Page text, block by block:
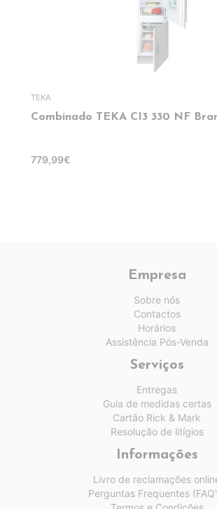
TEKA
Combinado TEKA CI3 330 NF
779,99€
Empresa
Sobre nós
Contactos
Horários
Assistência Pós-Venda
Serviços
Entregas
Guia de medidas certas
Cartão Rick & Mark
Resolução de litígios
Informações
Livro de reclamações
Perguntas Frequentes